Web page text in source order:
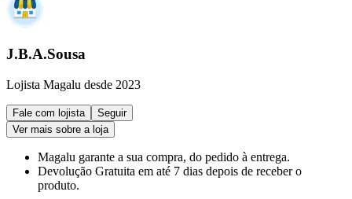
J.B.A.Sousa
Lojista Magalu desde 2023
Fale com lojista
Seguir
Ver mais sobre a loja
Magalu garante a sua compra, do pedido à entrega.
Devolução Gratuita em até 7 dias depois de receber o
produto.